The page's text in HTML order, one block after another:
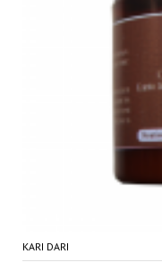
KARI DARI